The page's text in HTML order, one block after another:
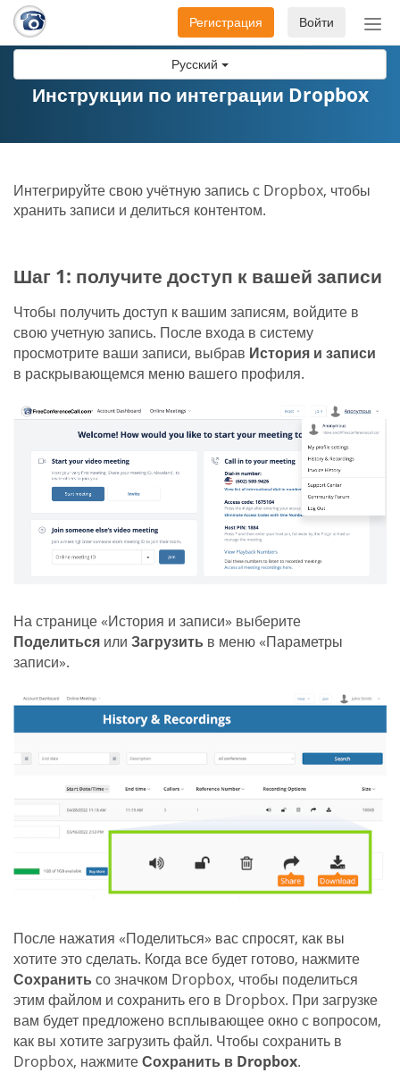
Русский
Войти
Регистрация
Инструкции по интеграции Dropbox
Интегрируйте свою учётную запись с Dropbox, чтобы
хранить записи и делиться контентом.
Шаг 1: получите доступ к вашей записи
Чтобы получить доступ к вашим записям, войдите в
свою учетную запись. После входа в систему
просмотрите ваши записи, выбрав История и записи
в раскрывающемся меню вашего профиля.
На странице «История и записи» выберите
Поделиться или Загрузить в меню «Параметры
записи».
После нажатия «Поделиться» вас спросят, как вы
хотите это сделать. Когда все будет готово, нажмите
Сохранить со значком Dropbox, чтобы поделиться
этим файлом и сохранить его в Dropbox. При загрузке
вам будет предложено всплывающее окно с вопросом,
как вы хотите загрузить файл. Чтобы сохранить в
Dropbox, нажмитеСохранить в Dropbox.